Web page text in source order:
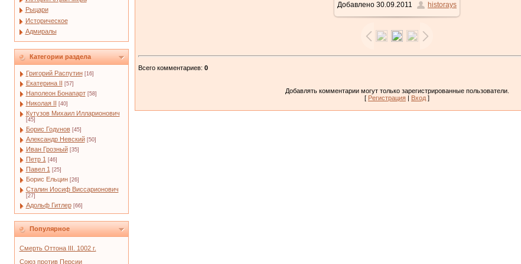
Рыцари
Историческое
Адмиралы
Категории раздела
Григорий Распутин [16]
Екатерина II [57]
Наполеон Бонапарт [58]
Николая II [40]
Кутузов Михаил Илларионович
[45]
Борис Годунов [45]
Александр Невский [50]
Иван Грозный [35]
Петр 1 [46]
Павел 1 [25]
Борис Ельцин [26]
Сталин Иосиф Виссарионович
[27]
Адольф Гитлер [66]
Популярное
Смерть Оттона III. 1002 г.
Союз против Персии
469x640/ 66.1Kb
Добавлено 30.09.2011 historays
Всего комментариев: 0
Добавлять комментарии могут только зарегистрированные пользователи.
[ Регистрация | Вход ]